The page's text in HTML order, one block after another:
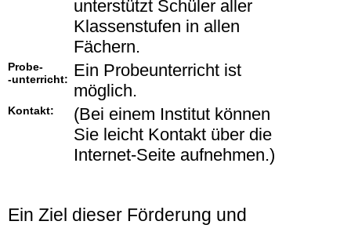
unterstützt Schüler aller
Klassenstufen in allen
Fächern.
Probe-
-unterricht: Ein Probeunterricht ist
möglich.
Kontakt:
(Bei einem Institut können
Sie leicht Kontakt über die
Internet-Seite aufnehmen.)
Ein Ziel dieser Förderung und